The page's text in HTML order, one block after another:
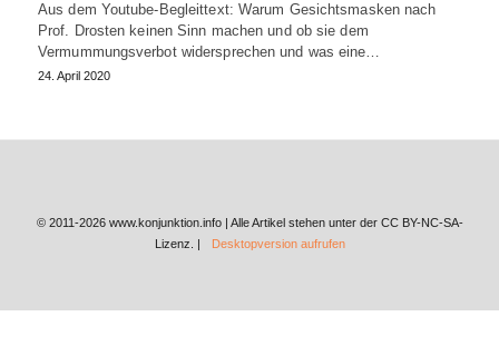
Aus dem Youtube-Begleittext: Warum Gesichtsmasken nach
Prof. Drosten keinen Sinn machen und ob sie dem
Vermummungsverbot widersprechen und was eine…
24. April 2020
© 2011-2026 www.konjunktion.info | Alle Artikel stehen unter der CC BY-NC-SA-
Lizenz. |
Desktopversion aufrufen